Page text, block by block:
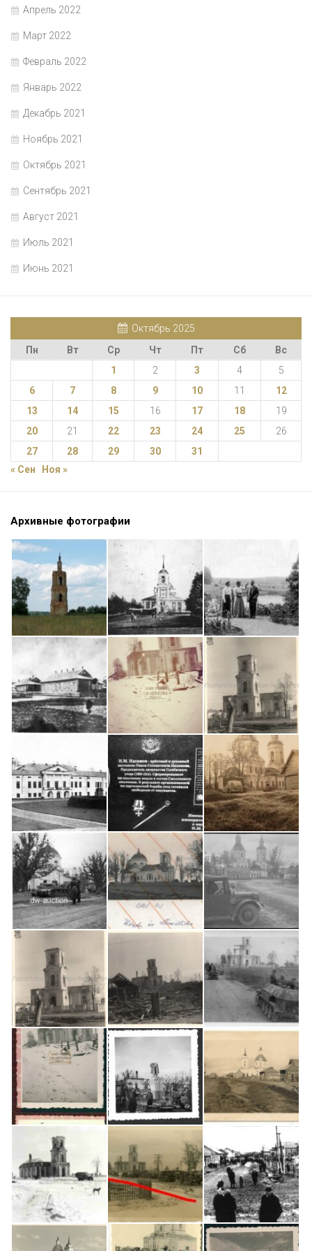
Апрель 2022
Март 2022
Февраль 2022
Январь 2022
Декабрь 2021
Ноябрь 2021
Октябрь 2021
Сентябрь 2021
Август 2021
Июль 2021
Июнь 2021
Октябрь 2025
Пн
Вт Ср Чт Пт Сб
Вс
1
2 3 4
5
6
7 8 9 10 11
12
13
14 15 16 17 18
19
20
21 22 23 24 25
26
27
28 29 30
31
« Сен
Ноя »
Архивные фотографии